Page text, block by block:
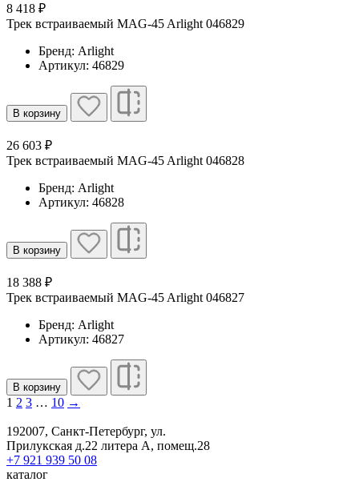
8 418 ₽
Трек встраиваемый MAG-45 Arlight 046829
Бренд: Arlight
Артикул: 46829
В корзину
26 603 ₽
Трек встраиваемый MAG-45 Arlight 046828
Бренд: Arlight
Артикул: 46828
В корзину
18 388 ₽
Трек встраиваемый MAG-45 Arlight 046827
Бренд: Arlight
Артикул: 46827
В корзину
1 2 3 … 10 →
192007, Санкт-Петербург, ул.
Прилукская д.22 литера А, помещ.28
+7 921 939 50 08
каталог